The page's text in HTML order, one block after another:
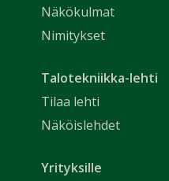
Näkökulmat
Nimitykset
Talotekniikka-lehti
Tilaa lehti
Näköislehdet
Yrityksille